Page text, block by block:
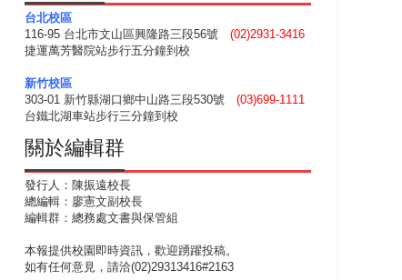
台北校區
116-95 台北市文山區興隆路三段56號 (02)2931-3416
捷運萬芳醫院站步行五分鐘到校
新竹校區
303-01 新竹縣湖口鄉中山路三段530號 (03)699-1111
台鐵北湖車站步行三分鐘到校
關於編輯群
發行人：陳振遠校長
總編輯：廖憲文副校長
編輯群：總務處文書與保管組
本報提供校園即時資訊，歡迎踴躍投稿。
如有任何意見，請洽(02)29313416#2163